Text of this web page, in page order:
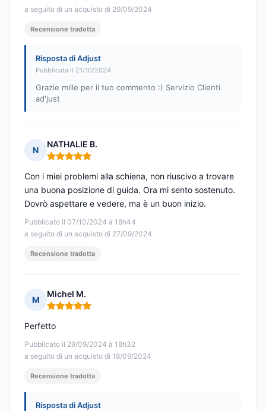
a seguito di un acquisto di 29/09/2024
Recensione tradotta
Risposta di Adjust
Pubblicata il 21/10/2024
Grazie mille per il tuo commento :) Servizio Clienti
ad'just
N
NATHALIE B.
Nota: 5 su 5
Pubblicato il 07/10/2024 à 18h44
a seguito di un acquisto di 27/09/2024
Con i miei problemi alla schiena, non riuscivo a trovare
una buona posizione di guida. Ora mi sento sostenuto.
Dovrò aspettare e vedere, ma è un buon inizio.
Recensione tradotta
M
Michel M.
Nota: 5 su 5
Pubblicato il 29/09/2024 à 18h32
a seguito di un acquisto di 18/09/2024
Perfetto
Recensione tradotta
Risposta di Adjust